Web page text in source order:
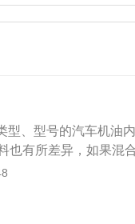
型、型号的汽车机油
也有所差异，如果混
的机油是不能混合
浑浊。不同品牌和不